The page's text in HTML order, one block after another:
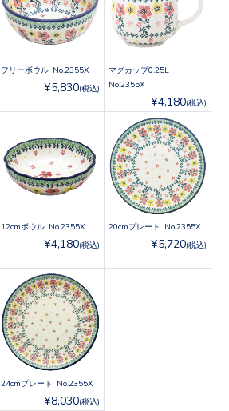
フリーボウル No.2355X
¥5,830(税込)
マグカップ0.25L
No.2355X
¥4,180(税込)
12cmボウル No.2355X
¥4,180(税込)
20cmプレート No.2355X
¥5,720(税込)
24cmプレート No.2355X
¥8,030(税込)